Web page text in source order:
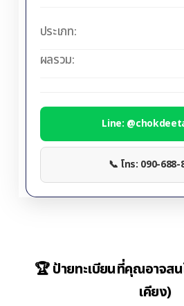
ประเภท:
ผลรวม:
Line:
📞 โทร: 090-688-
🏆 ป้ายทะเบียนที่คุณอาจสน
เคียง)